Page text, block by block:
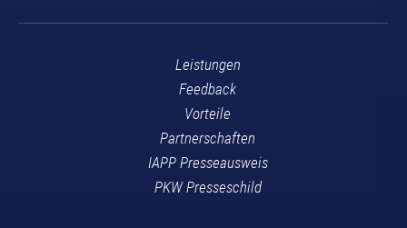
Leistungen
Feedback
Vorteile
Partnerschaften
IAPP Presseausweis
PKW Presseschild